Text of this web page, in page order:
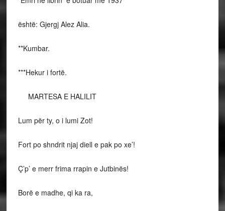
është: Gjergj Alez Alia.
**Kumbar.
***Hekur i fortë.
MARTESA E HALILIT
Lum për ty, o i lumi Zot!
Fort po shndrit njaj diell e pak po xe’!
Ç’p’ e merr frima rrapin e Jutbinës!
Borë e madhe, qi ka ra,